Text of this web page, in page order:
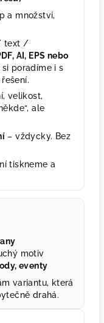
a množství,
text /
AI, EPS nebo
poradíme i s
velikost,
ale
– vždycky. Bez
tiskneme a
motiv
eventy
variantu, která
drahá.